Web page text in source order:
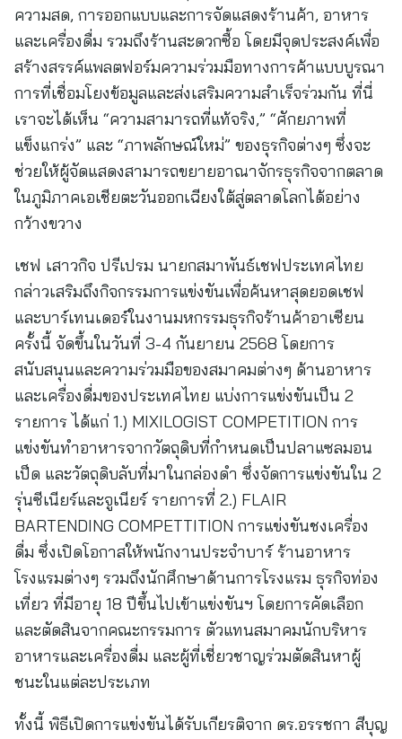
ความสด, การออกแบบและการจัดแสดงร้านค้า, อาหาร
และเครื่องดื่ม รวมถึงร้านสะดวกซื้อ โดยมีจุดประสงค์เพื่อ
สร้างสรรค์แพลตฟอร์มความร่วมมือทางการค้าแบบบูรณา
การที่เชื่อมโยงข้อมูลและส่งเสริมความสำเร็จร่วมกัน ที่นี่
เราจะได้เห็น “ความสามารถที่แท้จริง,” “ศักยภาพที่
แข็งแกร่ง” และ “ภาพลักษณ์ใหม่” ของธุรกิจต่างๆ ซึ่งจะ
ช่วยให้ผู้จัดแสดงสามารถขยายอาณาจักรธุรกิจจากตลาด
ในภูมิภาคเอเชียตะวันออกเฉียงใต้สู่ตลาดโลกได้อย่าง
กว้างขวาง
เชฟ เสาวกิจ ปรีเปรม นายกสมาพันธ์เชฟประเทศไทย
กล่าวเสริมถึงกิจกรรมการแข่งขันเพื่อค้นหาสุดยอดเชฟ
และบาร์เทนเดอร์ในงานมหกรรมธุรกิจร้านค้าอาเซียน
ครั้งนี้ จัดขึ้นในวันที่ 3-4 กันยายน 2568 โดยการ
สนับสนุนและความร่วมมือของสมาคมต่างๆ ด้านอาหาร
และเครื่องดื่มของประเทศไทย แบ่งการแข่งขันเป็น 2
รายการ ได้แก่ 1.) MIXILOGIST COMPETITION การ
แข่งขันทำอาหารจากวัตถุดิบที่กำหนดเป็นปลาแซลมอน
เป็ด และวัตถุดิบลับที่มาในกล่องดำ ซึ่งจัดการแข่งขันใน 2
รุ่นซีเนียร์และจูเนียร์ รายการที่ 2.) FLAIR
BARTENDING COMPETTITION การแข่งขันชงเครื่อง
ดื่ม ซึ่งเปิดโอกาสให้พนักงานประจำบาร์ ร้านอาหาร
โรงแรมต่างๆ รวมถึงนักศึกษาด้านการโรงแรม ธุรกิจท่อง
เที่ยว ที่มีอายุ 18 ปีขึ้นไปเข้าแข่งขันฯ โดยการคัดเลือก
และตัดสินจากคณะกรรมการ ตัวแทนสมาคมนักบริหาร
อาหารและเครื่องดื่ม และผู้ที่เชี่ยวชาญร่วมตัดสินหาผู้
ชนะในแต่ละประเภท
ทั้งนี้ พิธีเปิดการแข่งขันได้รับเกียรติจาก ดร.อรรชกา สีบุญ